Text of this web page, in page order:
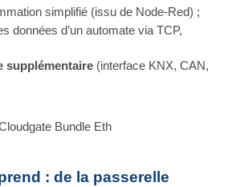
simplifié (issu de Node-Red) ;
données d’un automate via TCP,
supplémentaire (interface KNX, CAN,
: de la passerelle